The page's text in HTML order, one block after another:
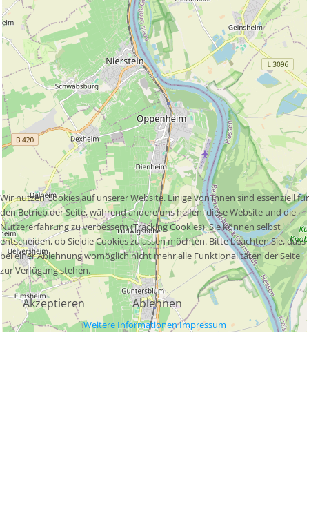
Wir nutzen Cookies auf unserer Website. Einige von ihnen sind essenziell für
den Betrieb der Seite, während andere uns helfen, diese Website und die
Nutzererfahrung zu verbessern (Tracking Cookies). Sie können selbst
entscheiden, ob Sie die Cookies zulassen möchten. Bitte beachten Sie, dass
bei einer Ablehnung womöglich nicht mehr alle Funktionalitäten der Seite
zur Verfügung stehen.
Akzeptieren Ablehnen
Weitere InformationenImpressum